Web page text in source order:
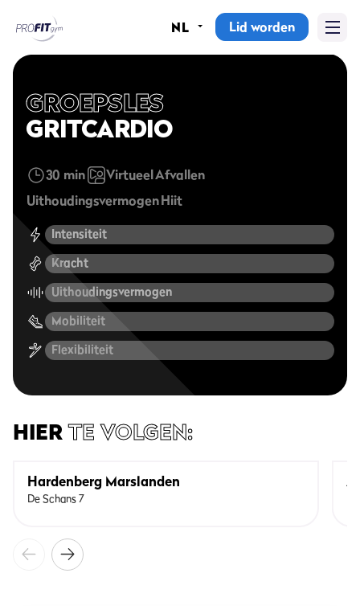
Abonnementen
Groepslessen
Alle groepslessen
Waarom ProFit Gym
NL Lid worden
GROEPSLES
GRITCARDIO
30 min VirtueelAfvallen
UithoudingsvermogenHiit
Intensiteit
Kracht
Uithoudingsvermogen
Mobiliteit
Flexibiliteit
HIERTE VOLGEN:
Hardenberg Marslanden
De Schans 7